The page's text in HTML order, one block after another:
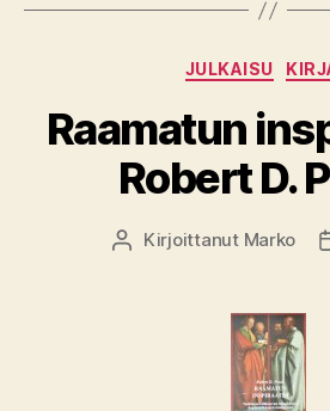
JULKAISU
Raamatun
Robert D.
Kirjoittaja
Kirjoittanut Marko